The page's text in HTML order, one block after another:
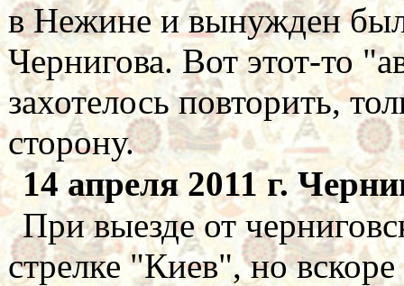
в Нежине и вынужден был
Чернигова. Вот этот-то
захотелось повторить,
сторону.
14 апреля 2011 г.
При выезде от
стрелке "Киев", но